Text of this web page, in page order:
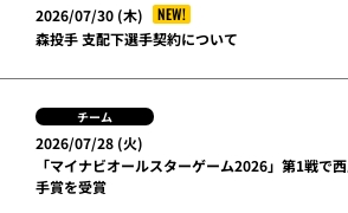
2026/07/30 (木)
NEW!
森投手 支配下選手契約について
チーム
2026/07/28 (火)
「マイナビオールスターゲーム2026」第1戦で
手賞を受賞